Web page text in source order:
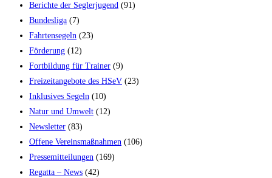
Berichte der Seglerjugend (91)
Bundesliga (7)
Fahrtensegeln (23)
Förderung (12)
Fortbildung für Trainer (9)
Freizeitangebote des HSeV (23)
Inklusives Segeln (10)
Natur und Umwelt (12)
Newsletter (83)
Offene Vereinsmaßnahmen (106)
Pressemitteilungen (169)
Regatta – News (42)